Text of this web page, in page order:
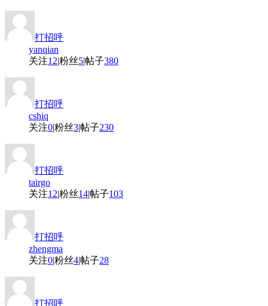
打招呼
yanqian
关注12|粉丝5|帖子380
打招呼
cshiq
关注0|粉丝3|帖子230
打招呼
tairgo
关注12|粉丝14|帖子103
打招呼
zhengma
关注0|粉丝4|帖子28
打招呼